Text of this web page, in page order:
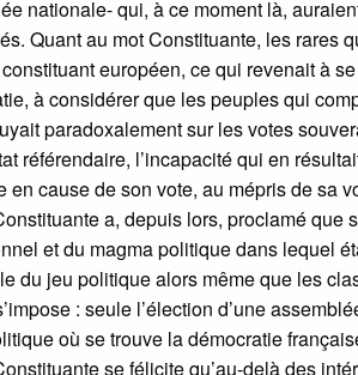
nationale- qui, à ce moment là,
Quant au mot Constituante, les rares
européen, ce qui revenait à
à considérer que les peuples qui
paradoxalement sur les votes
référendaire, l’incapacité qui en
en cause de son vote, au mépris de sa
a, depuis lors, proclamé
et du magma politique dans lequel
du jeu politique alors même que les
: seule l’élection d’une
où se trouve la démocratie
se félicite qu’au-delà des